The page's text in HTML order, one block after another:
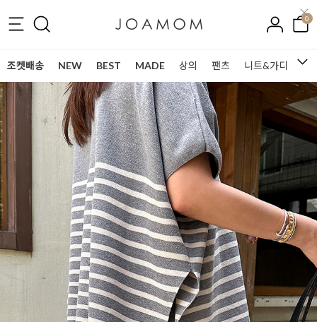
0
조켓배송 NEW BEST MADE 상의 팬츠 니트&가디건